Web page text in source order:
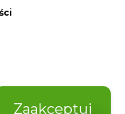
oraz cookie
wymagane do
Zaakceptuj